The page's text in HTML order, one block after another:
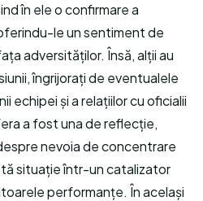
în ele o confirmare a
le un sentiment de
adversităților. Însă, alții au
îngrijorați de eventualele
echipei și a relațiilor cu oficialii
a fost una de reflecție,
nevoia de concentrare
situație într-un catalizator
performanțe. În același